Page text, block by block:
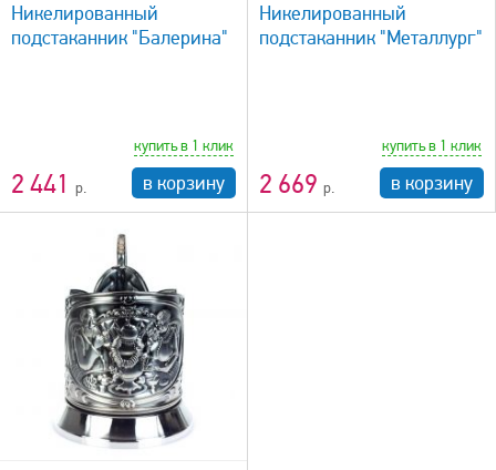
Никелированный
подстаканник "Балерина"
2 441
купить в 1 клик
в корзину
Никелированный
подстаканник "Металлург"
2 669
купить в 1 клик
в корзину